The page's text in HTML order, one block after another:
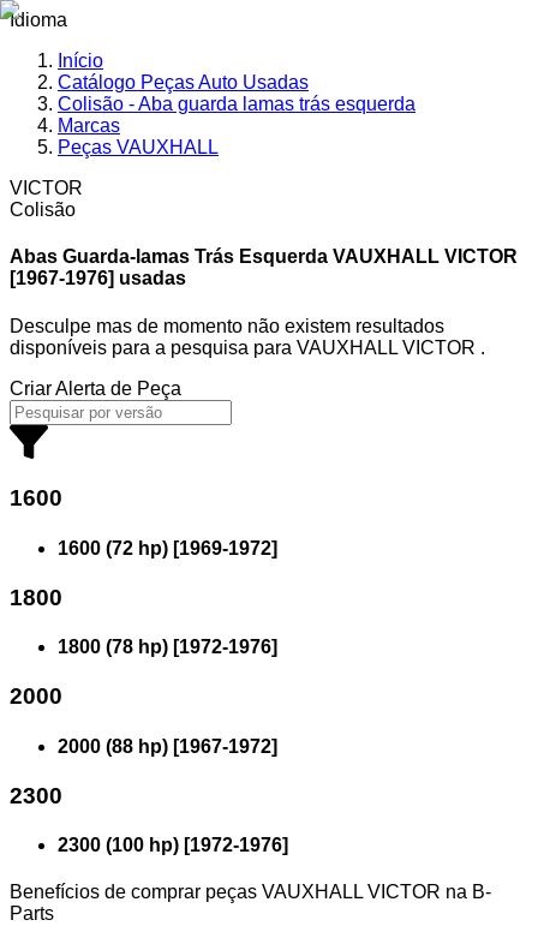
Idioma
Início
Catálogo Peças Auto Usadas
Colisão - Aba guarda lamas trás esquerda
Marcas
Peças VAUXHALL
VICTOR
Colisão
Abas Guarda-lamas Trás Esquerda VAUXHALL VICTOR
[1967-1976] usadas
Desculpe mas de momento não existem resultados
disponíveis para a pesquisa para VAUXHALL VICTOR .
Criar Alerta de Peça
1600
1600 (72 hp) [1969-1972]
1800
1800 (78 hp) [1972-1976]
2000
2000 (88 hp) [1967-1972]
2300
2300 (100 hp) [1972-1976]
Benefícios de comprar peças VAUXHALL VICTOR na B-
Parts